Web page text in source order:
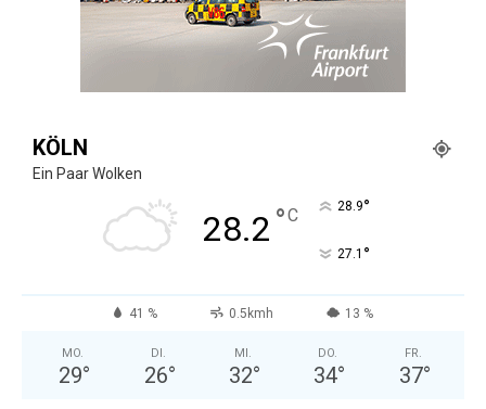
KÖLN
Ein Paar Wolken
28.2 °C 28.9°
27.1 °
41 % 0.5kmh 13 %
MO.
29°
DI.
26°
MI.
32°
DO.
34°
FR.
37°